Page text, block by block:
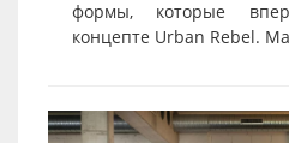
формы, которые
концепте Urban Rebel.